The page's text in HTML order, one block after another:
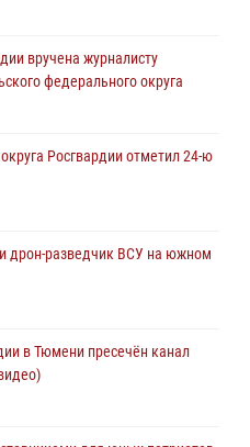
знакомят детей со своей
«Прогуляемся по
«Храним огонь Победы»
почтили память генерала
вручена журналисту
федерального округа
Росгвардии отметил 24-ю
дрон-разведчик ВСУ на южном
в Тюмени пресечён канал